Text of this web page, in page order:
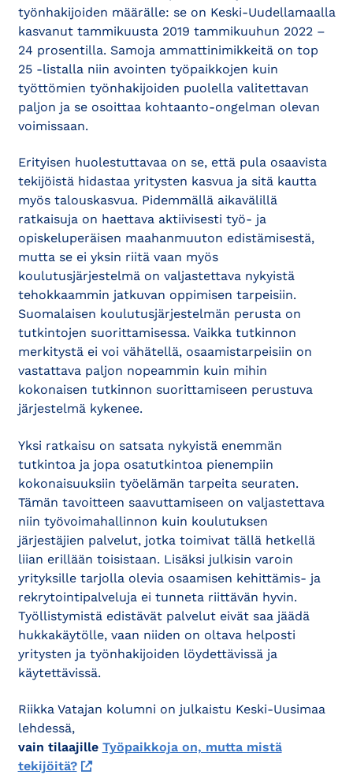
työnhakijoiden määrälle: se on Keski-Uudellamaalla
kasvanut tammikuusta 2019 tammikuuhun 2022 –
24 prosentilla. Samoja ammattinimikkeitä on top
25 -listalla niin avointen työpaikkojen kuin
työttömien työnhakijoiden puolella valitettavan
paljon ja se osoittaa kohtaanto-ongelman olevan
voimissaan.
Erityisen huolestuttavaa on se, että pula osaavista
tekijöistä hidastaa yritysten kasvua ja sitä kautta
myös talouskasvua. Pidemmällä aikavälillä
ratkaisuja on haettava aktiivisesti työ- ja
opiskeluperäisen maahanmuuton edistämisestä,
mutta se ei yksin riitä vaan myös
koulutusjärjestelmä on valjastettava nykyistä
tehokkaammin jatkuvan oppimisen tarpeisiin.
Suomalaisen koulutusjärjestelmän perusta on
tutkintojen suorittamisessa. Vaikka tutkinnon
merkitystä ei voi vähätellä, osaamistarpeisiin on
vastattava paljon nopeammin kuin mihin
kokonaisen tutkinnon suorittamiseen perustuva
järjestelmä kykenee.
Yksi ratkaisu on satsata nykyistä enemmän
tutkintoa ja jopa osatutkintoa pienempiin
kokonaisuuksiin työelämän tarpeita seuraten.
Tämän tavoitteen saavuttamiseen on valjastettava
niin työvoimahallinnon kuin koulutuksen
järjestäjien palvelut, jotka toimivat tällä hetkellä
liian erillään toisistaan. Lisäksi julkisin varoin
yrityksille tarjolla olevia osaamisen kehittämis- ja
rekrytointipalveluja ei tunneta riittävän hyvin.
Työllistymistä edistävät palvelut eivät saa jäädä
hukkakäytölle, vaan niiden on oltava helposti
yritysten ja työnhakijoiden löydettävissä ja
käytettävissä.
Riikka Vatajan kolumni on julkaistu Keski-Uusimaa
lehdessä,
vain tilaajille Työpaikkoja on, mutta mistä
tekijöitä?